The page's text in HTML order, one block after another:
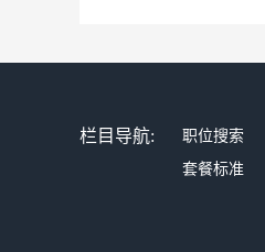
栏目导航: 职位搜索
套餐标准